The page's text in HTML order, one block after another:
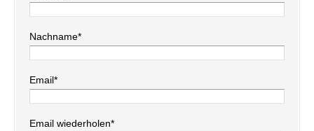
Nachname*
Email*
Email wiederholen*